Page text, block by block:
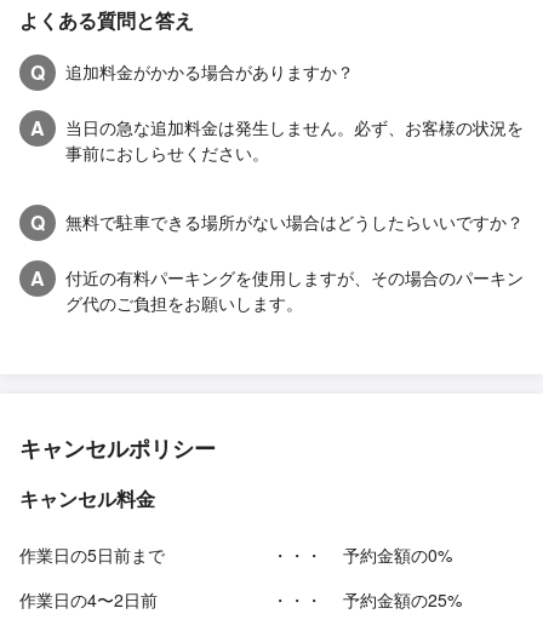
よくある質問と答え
Q
追加料金がかかる場合がありますか？
A
当日の急な追加料金は発生しません。必ず、お客様の状況を
事前におしらせください。
Q 無料で駐車できる場所がない場合はどうしたらいいですか？
A
付近の有料パーキングを使用しますが、その場合のパーキン
グ代のご負担をお願いします。
キャンセルポリシー
キャンセル料金
作業日の5日前まで ・・・
予約金額の0%
作業日の4〜2日前
・・・
予約金額の25%